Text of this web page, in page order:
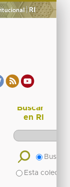
Buscar
en RI
Buscar
Esta